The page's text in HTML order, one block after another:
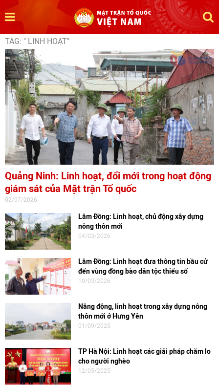
TAG: " LINH HOẠT"
Quảng Ninh: Linh hoạt, đổi mới trong hoạt động
giám sát của Mặt trận Tổ quốc
02/07/2026
Lâm Đồng: Linh hoạt, chủ động xây dựng
nông thôn mới
04/03/2026
Lâm Đồng: Linh hoạt đưa thông tin bầu cử
đến vùng đồng bào dân tộc thiểu số
10/03/2026
Năng động, linh hoạt trong xây dựng nông
thôn mới ở Hưng Yên
01/09/2025
TP Hà Nội: Linh hoạt các giải pháp chăm lo
cho người nghèo
12/05/2025